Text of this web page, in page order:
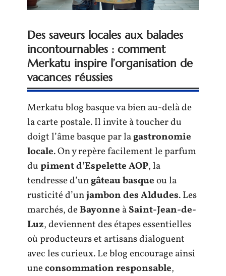
Des saveurs locales aux balades
incontournables : comment
Merkatu inspire l’organisation de
vacances réussies
Merkatu blog basque va bien au-delà de
la carte postale. Il invite à toucher du
doigt l’âme basque par lagastronomie
locale. On y repère facilement le parfum
dupiment d’Espelette AOP, la
tendresse d’ungâteau basqueou la
rusticité d’unjambon des Aldudes. Les
marchés, deBayonne àSaint-Jean-de-
Luz, deviennent des étapes essentielles
où producteurs et artisans dialoguent
avec les curieux. Le blog encourage ainsi
uneconsommation responsable,